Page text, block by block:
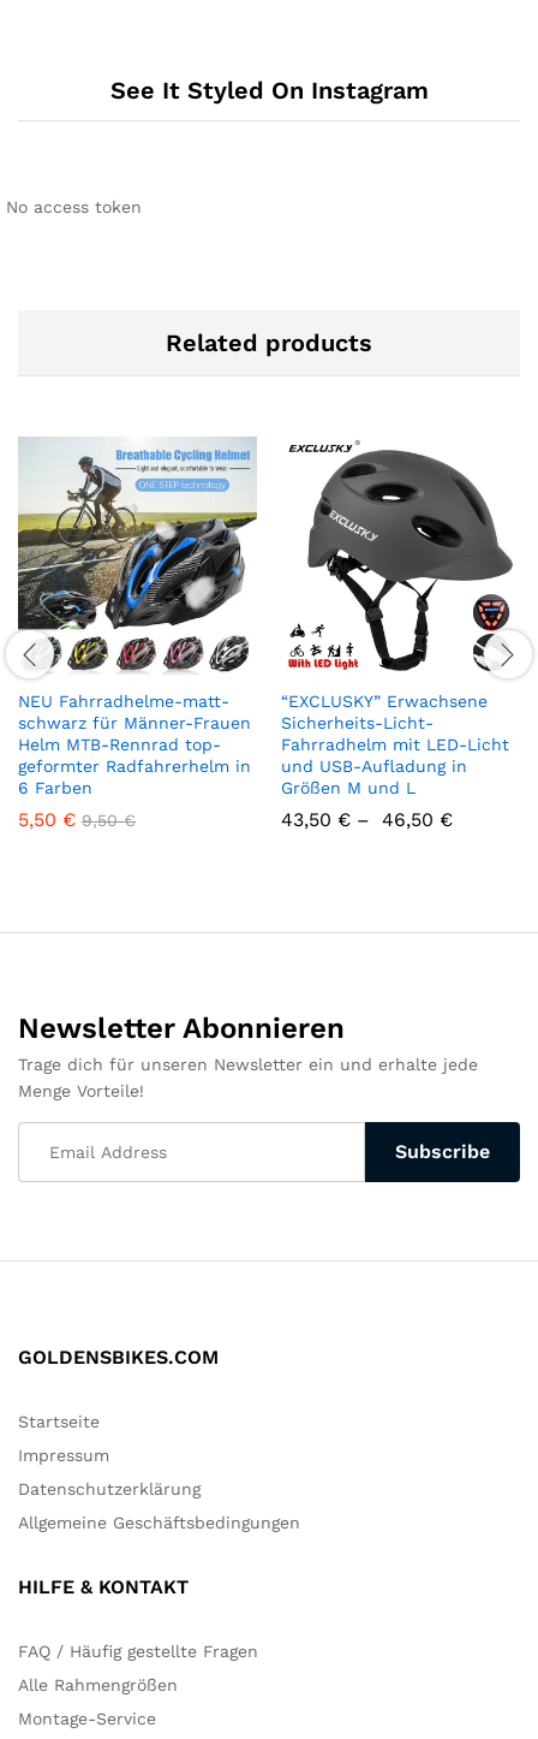
See It Styled On Instagram
No access token
Related products
NEU Fahrradhelme-matt-
schwarz für Männer-Frauen
Helm MTB-Rennrad top-
geformter Radfahrerhelm in
6 Farben
5,50 € 9,50€
“EXCLUSKY” Erwachsene
Sicherheits-Licht-
Fahrradhelm mit LED-Licht
und USB-Aufladung in
Größen M und L
43,50 € – 46,50 €
Newsletter Abonnieren
Trage dich für unseren Newsletter ein und erhalte jede
Menge Vorteile!
GOLDENSBIKES.COM
Startseite
Impressum
Datenschutzerklärung
Allgemeine Geschäftsbedingungen
HILFE & KONTAKT
FAQ / Häufig gestellte Fragen
Alle Rahmengrößen
Montage-Service